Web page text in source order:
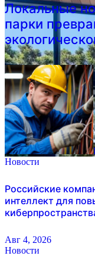
Локальные
парки
Новости
Российские
интеллект для
Авг 4, 2026
Новости